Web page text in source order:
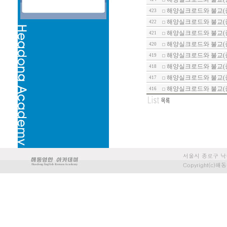
423 해양실크로드와 불교
422 해양실크로드와 불교
421 해양실크로드와 불교
420 해양실크로드와 불교
419 해양실크로드와 불교
418 해양실크로드와 불교
417 해양실크로드와 불교
416 해양실크로드와 불교